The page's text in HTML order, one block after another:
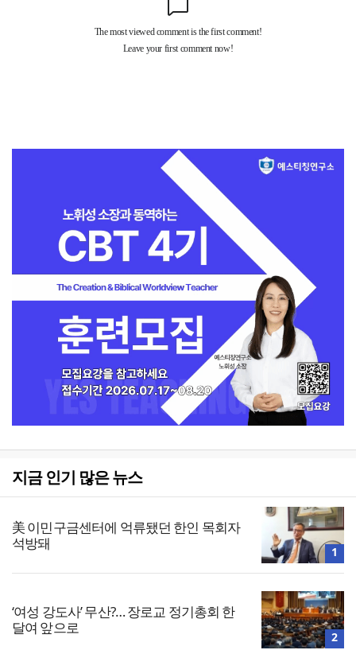
지금 인기 많은 뉴스
美 이민구금센터에 억류됐던 한인 목회자
석방돼
1
‘여성 강도사’ 무산?… 장로교 정기총회 한
달여 앞으로
2